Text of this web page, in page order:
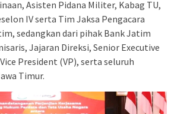
Asisten Pidana Militer, Kabag TU,
IV serta Tim Jaksa Pengacara
sedangkan dari pihak Bank Jatim
Jajaran Direksi, Senior Executive
President (VP), serta seluruh
Timur.